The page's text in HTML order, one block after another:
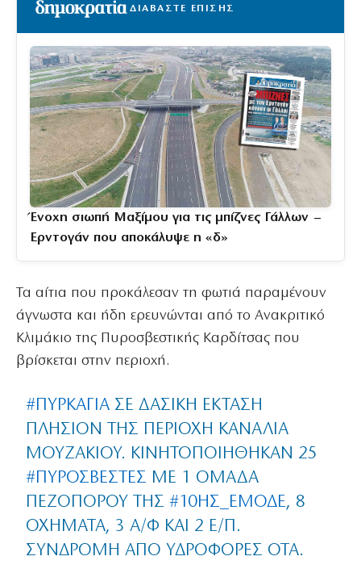
ΔΙΑΒΑΣΤΕ ΕΠΙΣΗΣ
Ένοχη σιωπή Μαξίμου για τις μπίζνες Γάλλων –
Ερντογάν που αποκάλυψε η «δ»
Τα αίτια που προκάλεσαν τη φωτιά παραμένουν
άγνωστα και ήδη ερευνώνται από το Ανακριτικό
Κλιμάκιο της Πυροσβεστικής Καρδίτσας που
βρίσκεται στην περιοχή.
#ΠΥΡΚΑΓΙΆ ΣΕ ΔΑΣΙΚΉ ΈΚΤΑΣΗ
ΠΛΗΣΊΟΝ ΤΗΣ ΠΕΡΙΟΧΉ ΚΑΝΆΛΙΑ
ΜΟΥΖΑΚΊΟΥ. ΚΙΝΗΤΟΠΟΙΉΘΗΚΑΝ 25
#ΠΥΡΟΣΒΈΣΤΕΣ ΜΕ 1 ΟΜΆΔΑ
ΠΕΖΟΠΌΡΟΥ ΤΗΣ#10ΗΣ_ΕΜΟΔΕ, 8
ΟΧΉΜΑΤΑ, 3 Α/Φ ΚΑΙ 2 Ε/Π.
ΣΥΝΔΡΟΜΉ ΑΠΌ ΥΔΡΟΦΌΡΕΣ ΟΤΑ.